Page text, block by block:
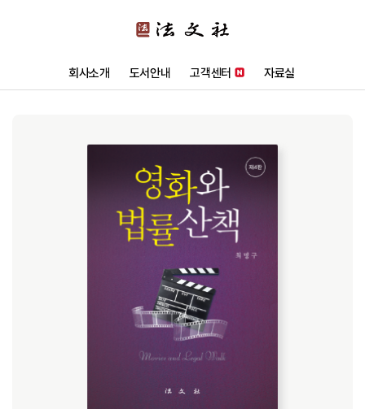
회사소개 도서안내 고객센터 자료실